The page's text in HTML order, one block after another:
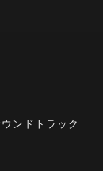
ンドトラック